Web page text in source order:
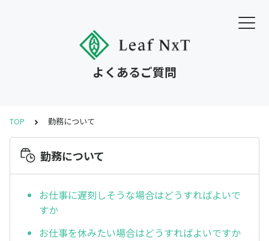
よくあるご質問
TOP 勤務について
勤務について
お仕事に遅刻しそうな場合はどうすればよいで
すか
お仕事を休みたい場合はどうすればよいですか